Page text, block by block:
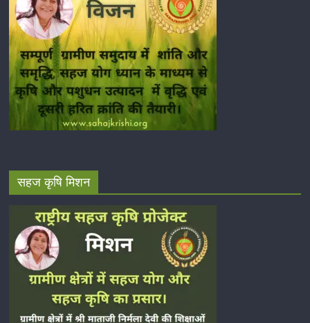
सहज कृषि मिशन